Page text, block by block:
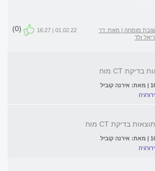
מומחה | מאת: דר
ולד
01.02.22 | 16:27
(0)